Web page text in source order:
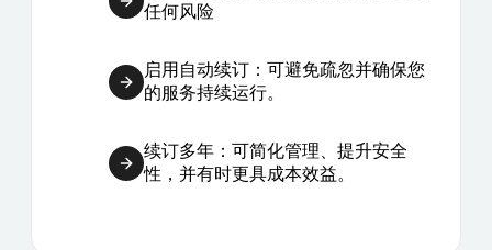
任何风险
启用自动续订：可避免疏忽并确保您
的服务持续运行。
续订多年：可简化管理、提升安全
性，并有时更具成本效益。